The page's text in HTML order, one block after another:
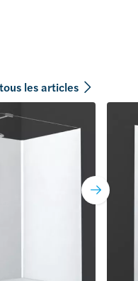
les articles